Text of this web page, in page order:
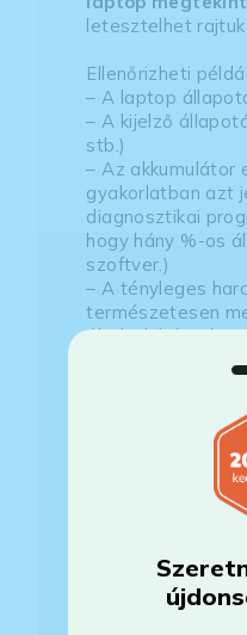
letesztelhet rajtuk
Ellenőrizheti
– A laptop
– A kijelző
stb.)
– Az akkumulátor
gyakorlatban azt
diagnosztikai
hogy hány %-os
szoftver.)
– A tényleges
természetesen
általunk leírttal.)